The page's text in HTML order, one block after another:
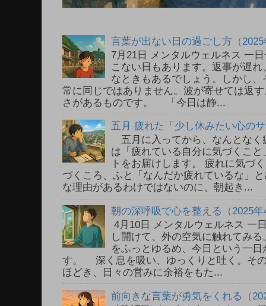
言葉が出ない日の過ごし方（
7月21日 メンタルウェルネス 一
こない日もあります。返事が遅
なときもあるでしょう。しかし
常に同じではありません。波が寄せては返
さがあるものです。 「今日は静...
五月 疲れた「少し休みたい心の
五月に入ってから、なんとなく
は「疲れている自分に気づくこ
トをお届けします。 疲れに気
づくころ、ふと「なんだか疲れているな」
な理由があるわけではないのに、朝起き...
朝の深呼吸で心を整える（2025
4月10日 メンタルウェルネス
し開けて、外の空気に触れてみ
をふっとゆるめ、今日という一
す。 深く息を吸い、ゆっくりと吐く。そ
ほどき、日々の営みに余裕をもた...
前向きな言葉が勇気をくれる（